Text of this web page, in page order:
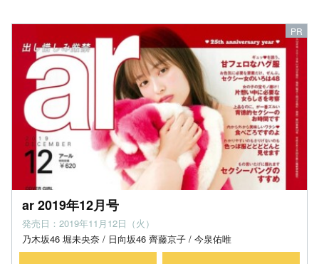
ar 2019年12月号
発売日：2019年11月12日（火）
乃木坂46 堀未央奈 / 日向坂46 齊藤京子 / 今泉佑唯